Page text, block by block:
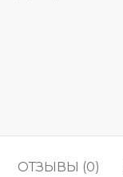
ОТЗЫВЫ (0)